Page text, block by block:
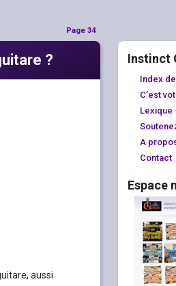
Page 34
?
aussi
Instinct
Index
C’est
Lexique
A
Contact
Espace